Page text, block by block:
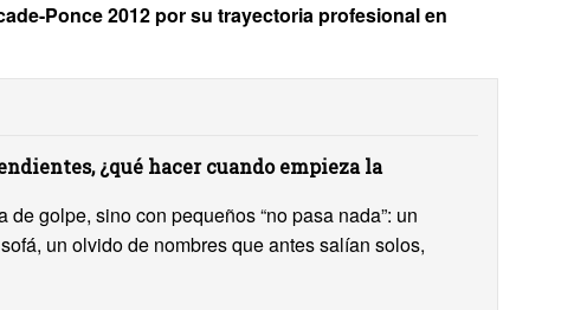
Ponce 2012 por su trayectoria profesional en
¿qué hacer cuando empieza la
de golpe, sino con pequeños “no pasa nada”: un
un olvido de nombres que antes salían solos,